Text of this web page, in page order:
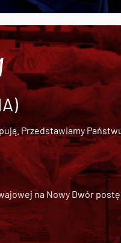
Przedstawiamy
na Nowy Dwór